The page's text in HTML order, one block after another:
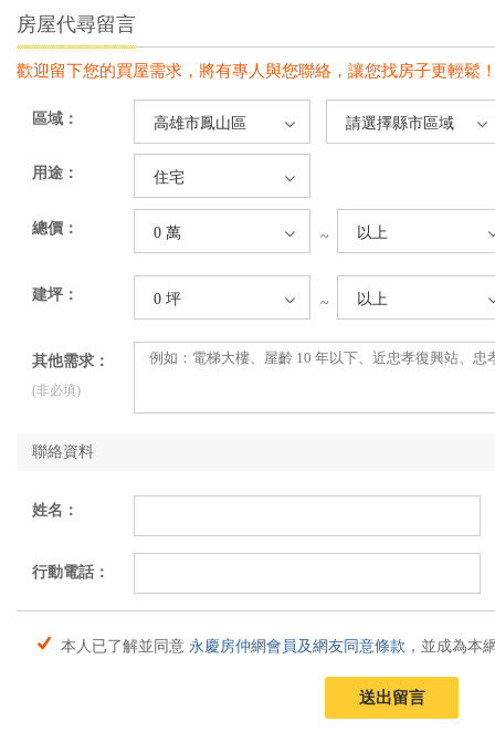
房屋代尋留言
歡迎留下您的買屋需求，將有專人與您聯絡，讓您找房子更輕鬆
區域： 高雄市鳳山區 請選擇縣市區域
用途： 住宅
總價： 0 萬 ~ 以上
建坪： 0 坪 ~ 以上
其他需求：
(非必填)
聯絡資料
姓名：
行動電話：
本人已了解並同意 永慶房仲網會員及網友同意條款 ，並成為本